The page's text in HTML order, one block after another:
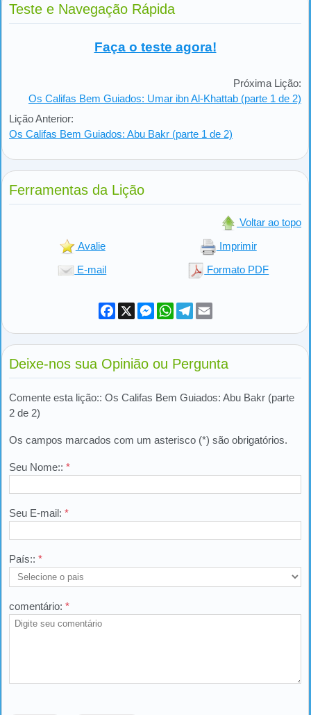
Teste e Navegação Rápida
Faça o teste agora!
Lição Anterior:
Os Califas Bem Guiados: Abu Bakr (parte 1 de 2)
Próxima Lição:
Os Califas Bem Guiados: Umar ibn Al-Khattab (parte 1 de 2)
Ferramentas da Lição
Voltar ao topo
Avalie Imprimir
E-mail Formato PDF
Facebook
X Messenger
WhatsApp
Telegram
Deixe-nos sua Opinião ou Pergunta
Comente esta lição:: Os Califas Bem Guiados: Abu Bakr (parte
2 de 2)
Os campos marcados com um asterisco (*) são obrigatórios.
Seu Nome:: *
Seu E-mail: *
País:: *
comentário: *